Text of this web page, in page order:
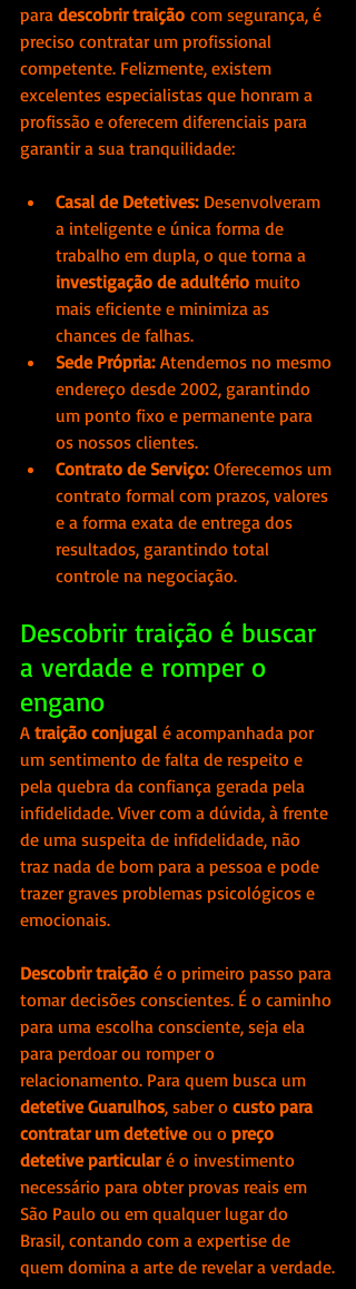
para descobrir traição com segurança, é
preciso contratar um profissional
competente. Felizmente, existem
excelentes especialistas que honram a
profissão e oferecem diferenciais para
garantir a sua tranquilidade:
Casal de Detetives: Desenvolveram
a inteligente e única forma de
trabalho em dupla, o que torna a
investigação de adultério muito
mais eficiente e minimiza as
chances de falhas.
Sede Própria: Atendemos no mesmo
endereço desde 2002, garantindo
um ponto fixo e permanente para
os nossos clientes.
Contrato de Serviço: Oferecemos um
contrato formal com prazos, valores
e a forma exata de entrega dos
resultados, garantindo total
controle na negociação.
Descobrir traição é buscar
a verdade e romper o
engano
A traição conjugal é acompanhada por
um sentimento de falta de respeito e
pela quebra da confiança gerada pela
infidelidade. Viver com a dúvida, à frente
de uma suspeita de infidelidade, não
traz nada de bom para a pessoa e pode
trazer graves problemas psicológicos e
emocionais.
Descobrir traição é o primeiro passo para
tomar decisões conscientes. É o caminho
para uma escolha consciente, seja ela
para perdoar ou romper o
relacionamento. Para quem busca um
detetive Guarulhos, saber o custo para
contratar um detetive ou o preço
detetive particular é o investimento
necessário para obter provas reais em
São Paulo ou em qualquer lugar do
Brasil, contando com a expertise de
quem domina a arte de revelar a verdade.